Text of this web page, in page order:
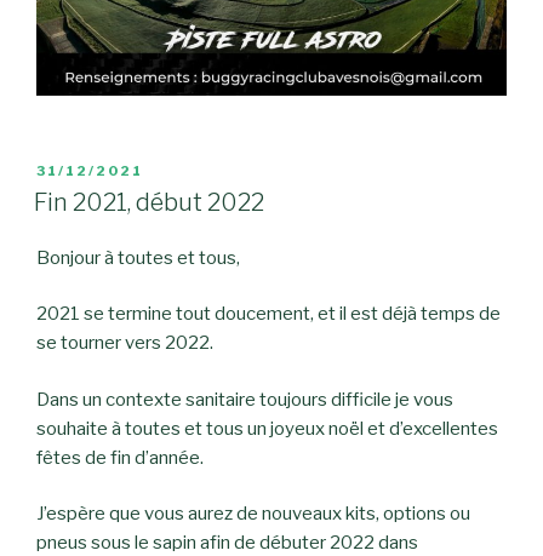
PUBLIÉ
LE
31/12/2021
Fin 2021, début 2022
Bonjour à toutes et tous,
2021 se termine tout doucement, et il est déjà temps de
se tourner vers 2022.
Dans un contexte sanitaire toujours difficile je vous
souhaite à toutes et tous un joyeux noël et d’excellentes
fêtes de fin d’année.
J’espère que vous aurez de nouveaux kits, options ou
pneus sous le sapin afin de débuter 2022 dans